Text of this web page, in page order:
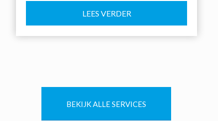
LEES VERDER
BEKIJK ALLE SERVICES